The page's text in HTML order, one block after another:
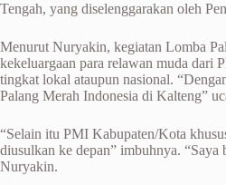
Tengah, yang diselenggarakan oleh
Menurut Nuryakin, kegiatan Lomba
kekeluargaan para relawan muda dari
tingkat lokal ataupun nasional.
Palang Merah Indonesia di Kalteng”
“Selain itu PMI Kabupaten/Kota
diusulkan ke depan” imbuhnya.
Nuryakin.